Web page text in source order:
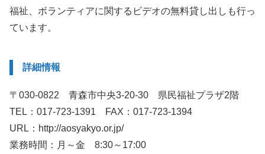
福祉、ボランティアに関するビデオの無料貸し出しも行っ
ています。
詳細情報
〒030-0822 青森市中央3-20-30 県民福祉プラザ2階
TEL：017-723-1391 FAX：017-723-1394
URL：http://aosyakyo.or.jp/
業務時間：月～金 8:30～17:00